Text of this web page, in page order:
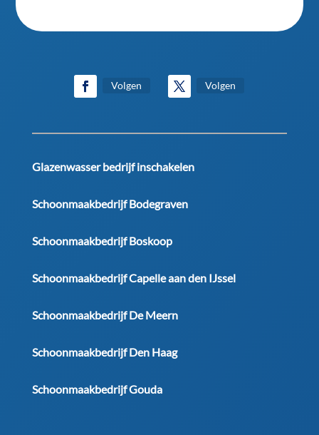
Volgen Volgen
Glazenwasser bedrijf inschakelen
Schoonmaakbedrijf Bodegraven
Schoonmaakbedrijf Boskoop
Schoonmaakbedrijf Capelle aan den IJssel
Schoonmaakbedrijf De Meern
Schoonmaakbedrijf Den Haag
Schoonmaakbedrijf Gouda